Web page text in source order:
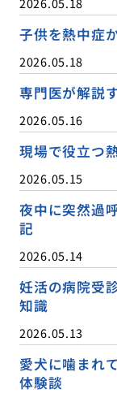
子供を熱中症
2026.05.18
専門医が解説
2026.05.16
現場で役立つ
2026.05.15
夜中に突然過
記
2026.05.14
妊活の病院受
知識
2026.05.13
愛犬に噛まれ
体験談